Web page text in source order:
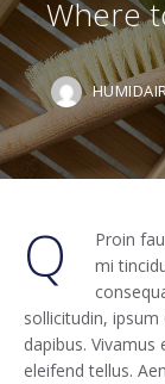
Where
Q
Proin
mi
sollicitudin,
dapibus.
eleifend tellus.